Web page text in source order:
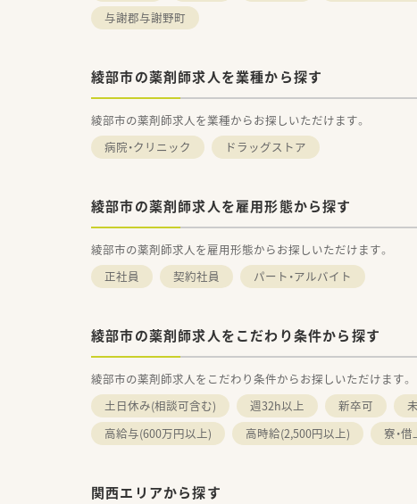
与謝郡与謝野町
綾部市の薬剤師求人を業種から探す
綾部市の薬剤師求人を業種からお探しいただけます。
病院・クリニック
ドラッグストア
綾部市の薬剤師求人を雇用形態から探す
綾部市の薬剤師求人を雇用形態からお探しいただけます。
正社員
契約社員 パート・アルバイト
綾部市の薬剤師求人をこだわり条件から探す
綾部市の薬剤師求人をこだわり条件からお探しいただけます。
土日休み(相談可含む)
週32h以上 新卒可
高給与(600万円以上)
高時給(2,500円以上) 寮・
関西エリアから探す